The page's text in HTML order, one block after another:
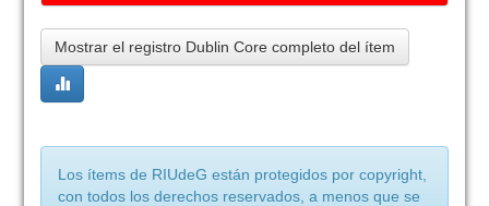
Mostrar el registro Dublin Core completo del ítem
Los ítems de RIUdeG están protegidos por copyright,
con todos los derechos reservados, a menos que se